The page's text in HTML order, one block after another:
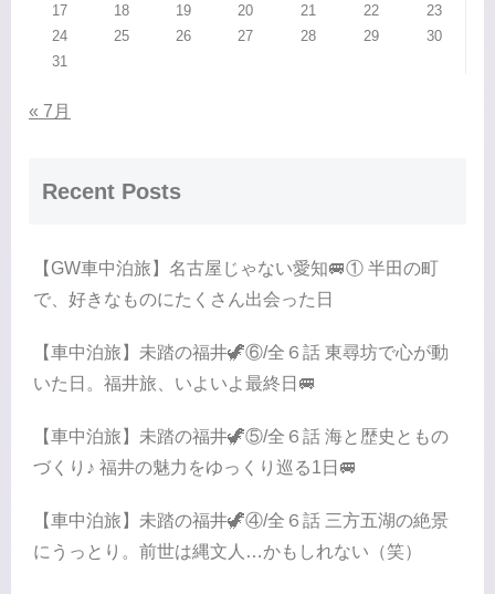
17
18 19 20 21 22
23
24
25 26 27 28 29
30
31
« 7月
Recent Posts
【GW車中泊旅】名古屋じゃない愛知🚐① 半田の町
で、好きなものにたくさん出会った日
【車中泊旅】未踏の福井🦖⑥/全６話 東尋坊で心が動
いた日。福井旅、いよいよ最終日🚐
【車中泊旅】未踏の福井🦖⑤/全６話 海と歴史ともの
づくり♪ 福井の魅力をゆっくり巡る1日🚐
【車中泊旅】未踏の福井🦖④/全６話 三方五湖の絶景
にうっとり。前世は縄文人…かもしれない（笑）